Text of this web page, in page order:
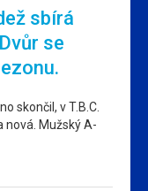
sbírá
se
skončil, v T.B.C.
nová. Mužský A-